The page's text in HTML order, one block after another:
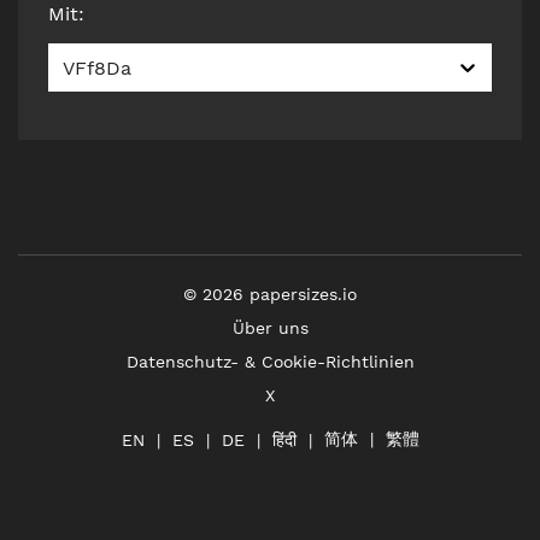
Mit:
VFf8Da
© 2026 papersizes.io
Über uns
Datenschutz- & Cookie-Richtlinien
X
EN ES DE हिंदी 简体 繁體